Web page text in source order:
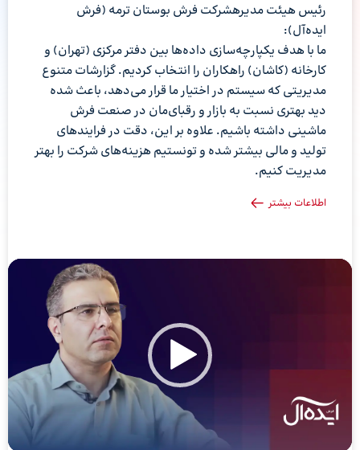
رئیس هیئت مدیرهشرکت فرش بوستان ترمه (فرش
ایده‌آل):
ما با هدف یکپارچه‌سازی داده‌ها بین دفتر مرکزی (تهران) و
کارخانه (کاشان) راهکاران را انتخاب کردیم. گزارشات متنوع
مدیریتی که سیستم در اختیار ما قرار می‌دهد، باعث شده
دید بهتری نسبت به بازار و رقبای‌مان در صنعت فرش
ماشینی داشته باشیم. علاوه بر این، دقت در فرایندهای
تولید و مالی بیشتر شده و تونستیم هزینه‌های شرکت را بهتر
مدیریت کنیم.
اطلاعات بیشتر